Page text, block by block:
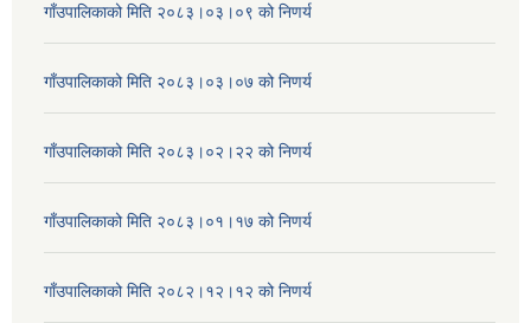
गाँउपालिकाको मिति २०८३।०३।०९ को निणर्य
गाँउपालिकाको मिति २०८३।०३।०७ को निणर्य
गाँउपालिकाको मिति २०८३।०२।२२ को निणर्य
गाँउपालिकाको मिति २०८३।०१।१७ को निणर्य
गाँउपालिकाको मिति २०८२।१२।१२ को निणर्य